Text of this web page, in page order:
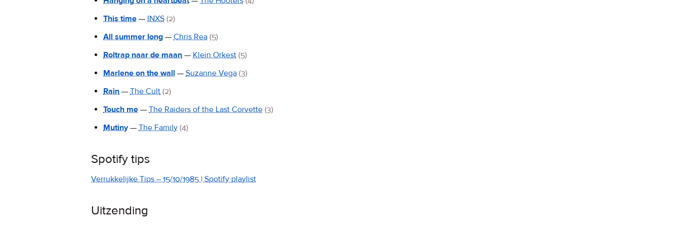
This time — INXS (2)
All summer long — Chris Rea (5)
Roltrap naar de maan — Klein Orkest (5)
Marlene on the wall — Suzanne Vega (3)
Rain — The Cult (2)
Touch me — The Raiders of the Last Corvette (3)
Mutiny— The Family (4)
Spotify tips
Verrukkelijke Tips – 15/10/1985 | Spotify playlist
Uitzending